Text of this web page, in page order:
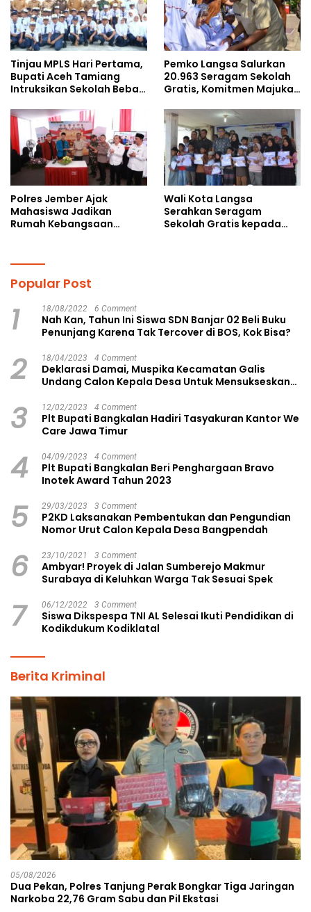
Tinjau MPLS Hari Pertama,
Bupati Aceh Tamiang
Intruksikan Sekolah Bebas
Pemko Langsa Salurkan
20.963 Seragam Sekolah
Gratis, Komitmen Majukan
Polres Jember Ajak
Mahasiswa Jadikan
Rumah Kebangsaan
Wali Kota Langsa
Serahkan Seragam
Sekolah Gratis kepada
Popular Post
1 18/08/2022 6 Comment
Nah Kan, Tahun Ini Siswa SDN Banjar 02 Beli Buku
Penunjang Karena Tak Tercover di BOS, Kok Bisa?
2 18/04/2023 4 Comment
Deklarasi Damai, Muspika Kecamatan Galis
Undang Calon Kepala Desa Untuk Mensukseskan
3 12/02/2023 4 Comment
Plt Bupati Bangkalan Hadiri Tasyakuran Kantor We
Care Jawa Timur
4 04/09/2023 4 Comment
Plt Bupati Bangkalan Beri Penghargaan Bravo
Inotek Award Tahun 2023
5 29/03/2023 3 Comment
P2KD Laksanakan Pembentukan dan Pengundian
Nomor Urut Calon Kepala Desa Bangpendah
6 23/10/2021 3 Comment
Ambyar! Proyek di Jalan Sumberejo Makmur
Surabaya di Keluhkan Warga Tak Sesuai Spek
7 06/12/2022 3 Comment
Siswa Dikspespa TNI AL Selesai Ikuti Pendidikan di
Kodikdukum Kodiklatal
Berita Kriminal
05/08/2026
Dua Pekan, Polres Tanjung Perak Bongkar Tiga Jaringan
Narkoba 22,76 Gram Sabu dan Pil Ekstasi